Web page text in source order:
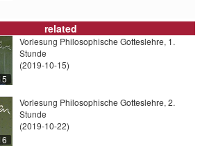
related
Vorlesung Philosophische Gotteslehre, 1.
Stunde
(2019-10-15)
Vorlesung Philosophische Gotteslehre, 2.
Stunde
(2019-10-22)